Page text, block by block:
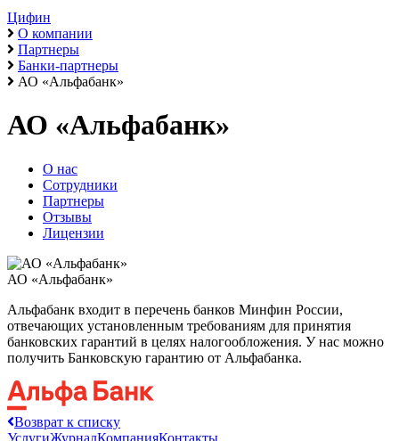
Цифин
О компании
Партнеры
Банки-партнеры
АО «Альфабанк»
АО «Альфабанк»
О нас
Сотрудники
Партнеры
Отзывы
Лицензии
АО «Альфабанк»
Альфабанк входит в перечень банков Минфин России,
отвечающих установленным требованиям для принятия
банковских гарантий в целях налогообложения. У нас можно
получить Банковскую гарантию от Альфабанка.
Возврат к списку
УслугиЖурналКомпанияКонтакты